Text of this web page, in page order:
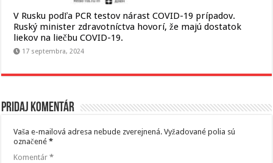
V Rusku podľa PCR testov nárast COVID-19 prípadov.
Ruský minister zdravotníctva hovorí, že majú dostatok
liekov na liečbu COVID-19.
17 septembra, 2024
Pridaj komentár
Vaša e-mailová adresa nebude zverejnená. Vyžadované polia sú
označené*
Komentár*